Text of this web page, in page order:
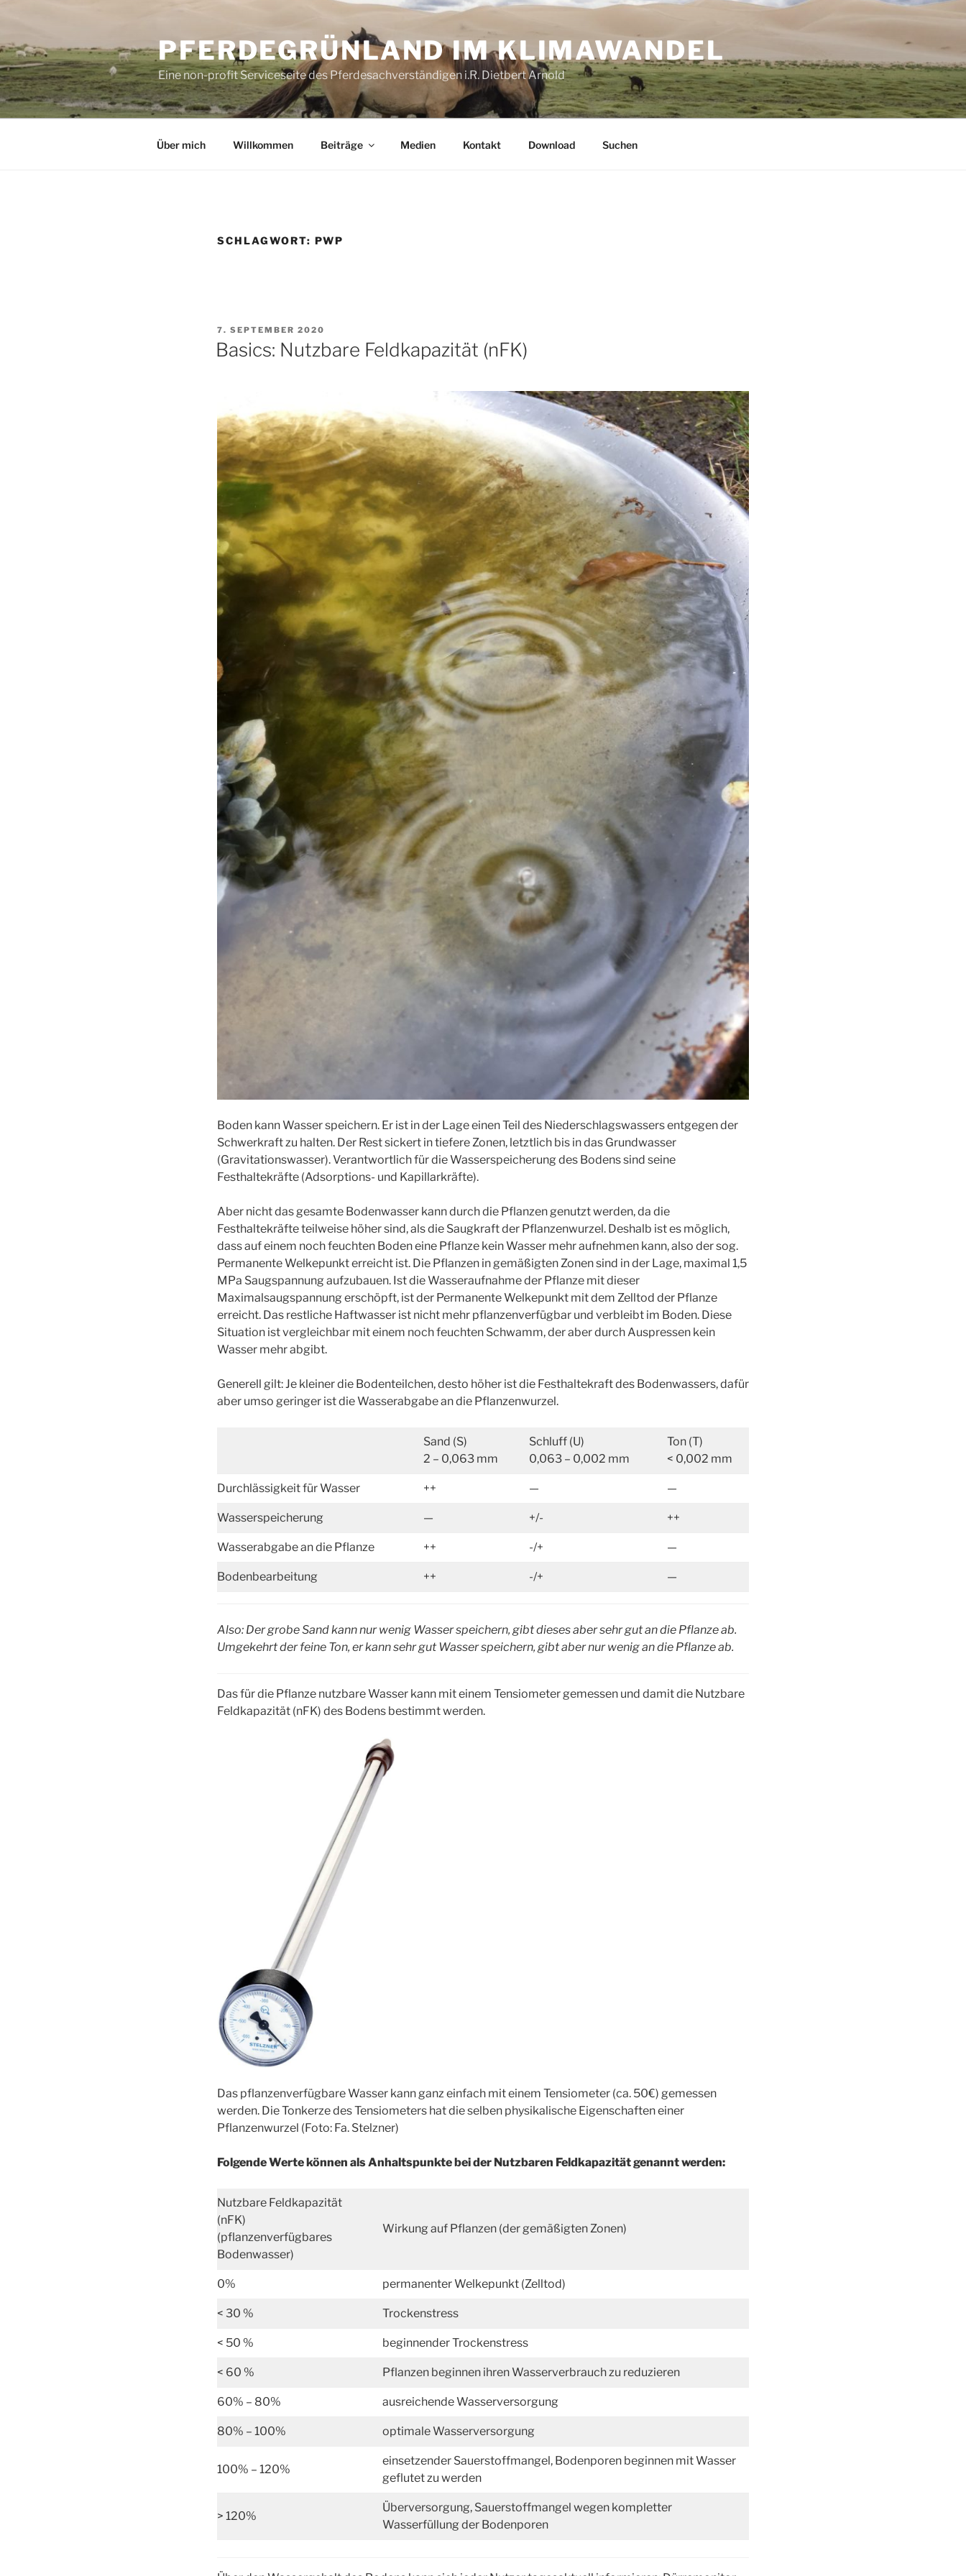
springen
PFERDEGRÜNLAND IM KLIMAWANDEL
Eine non-profit Serviceseite des Pferdesachverständigen i.R. Dietbert Arnold
Über mich Willkommen Beiträge Medien Kontakt Download Suchen
SCHLAGWORT: PWP
VERÖFFENTLICHT
AM
7. SEPTEMBER 2020
Basics: Nutzbare Feldkapazität (nFK)
Boden kann Wasser speichern. Er ist in der Lage einen Teil des Niederschlagswassers entgegen der
Schwerkraft zu halten. Der Rest sickert in tiefere Zonen, letztlich bis in das Grundwasser
(Gravitationswasser). Verantwortlich für die Wasserspeicherung des Bodens sind seine
Festhaltekräfte (Adsorptions- und Kapillarkräfte).
Aber nicht das gesamte Bodenwasser kann durch die Pflanzen genutzt werden, da die
Festhaltekräfte teilweise höher sind, als die Saugkraft der Pflanzenwurzel. Deshalb ist es möglich,
dass auf einem noch feuchten Boden eine Pflanze kein Wasser mehr aufnehmen kann, also der sog.
Permanente Welkepunkt erreicht ist. Die Pflanzen in gemäßigten Zonen sind in der Lage, maximal 1,5
MPa Saugspannung aufzubauen. Ist die Wasseraufnahme der Pflanze mit dieser
Maximalsaugspannung erschöpft, ist der Permanente Welkepunkt mit dem Zelltod der Pflanze
erreicht. Das restliche Haftwasser ist nicht mehr pflanzenverfügbar und verbleibt im Boden. Diese
Situation ist vergleichbar mit einem noch feuchten Schwamm, der aber durch Auspressen kein
Wasser mehr abgibt.
Generell gilt: Je kleiner die Bodenteilchen, desto höher ist die Festhaltekraft des Bodenwassers, dafür
aber umso geringer ist die Wasserabgabe an die Pflanzenwurzel.
Sand (S)
2 – 0,063 mm
Schluff (U)
0,063 – 0,002 mm
Ton (T)
< 0,002 mm
Durchlässigkeit für Wasser ++ — —
Wasserspeicherung — +/- ++
Wasserabgabe an die Pflanze ++ -/+ —
Bodenbearbeitung ++ -/+ —
Also: Der grobe Sand kann nur wenig Wasser speichern, gibt dieses aber sehr gut an die Pflanze ab.
Umgekehrt der feine Ton, er kann sehr gut Wasser speichern, gibt aber nur wenig an die Pflanze ab.
Das für die Pflanze nutzbare Wasser kann mit einem Tensiometer gemessen und damit die Nutzbare
Feldkapazität (nFK) des Bodens bestimmt werden.
Das pflanzenverfügbare Wasser kann ganz einfach mit einem Tensiometer (ca. 50€) gemessen
werden. Die Tonkerze des Tensiometers hat die selben physikalische Eigenschaften einer
Pflanzenwurzel (Foto: Fa. Stelzner)
Folgende Werte können als Anhaltspunkte bei der Nutzbaren Feldkapazität genannt werden:
Nutzbare Feldkapazität
(nFK)
(pflanzenverfügbares
Bodenwasser)
Wirkung auf Pflanzen (der gemäßigten Zonen)
0% permanenter Welkepunkt (Zelltod)
< 30 % Trockenstress
< 50 % beginnender Trockenstress
< 60 % Pflanzen beginnen ihren Wasserverbrauch zu reduzieren
60% – 80% ausreichende Wasserversorgung
80% – 100% optimale Wasserversorgung
100% – 120%
einsetzender Sauerstoffmangel, Bodenporen beginnen mit Wasser
geflutet zu werden
> 120%
Überversorgung, Sauerstoffmangel wegen kompletter
Wasserfüllung der Bodenporen